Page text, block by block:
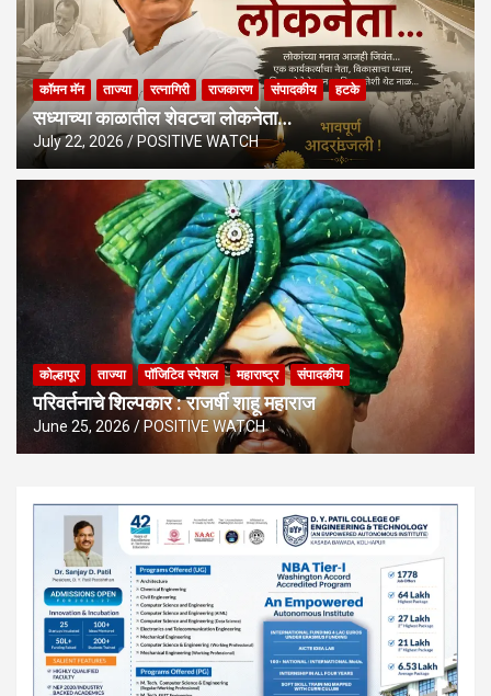
कॉमन मॅन ताज्या रत्नागिरी राजकारण संपादकीय हटके
सध्याच्या काळातील शेवटचा लोकनेता…
July 22, 2026 POSITIVE WATCH
कोल्हापूर ताज्या पॉजिटिव स्पेशल महाराष्ट्र संपादकीय
परिवर्तनाचे शिल्पकार : राजर्षी शाहू महाराज
June 25, 2026 POSITIVE WATCH